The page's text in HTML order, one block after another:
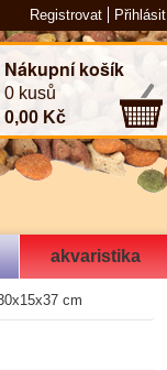
Registrovat Přihlásit
Nákupní košík
0 kusů
0,00 Kč
akvaristika
cm